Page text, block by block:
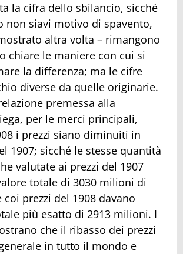
la cifra dello sbilancio, sicché
non siavi motivo di spavento,
altra volta – rimangono
chiare le maniere con cui si
la differenza; ma le cifre
diverse da quelle originarie.
premessa alla
per le merci principali,
i prezzi siano diminuiti in
1907; sicché le stesse quantità
valutate ai prezzi del 1907
totale di 3030 milioni di
prezzi del 1908 davano
più esatto di 2913 milioni. I
che il ribasso dei prezzi
in tutto il mondo e